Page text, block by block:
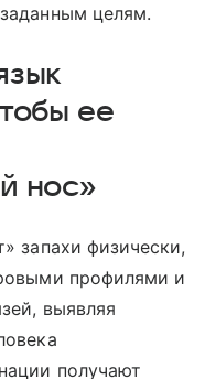
целям.
ее
нос»
запахи физически,
профилями и
выявляя
получают